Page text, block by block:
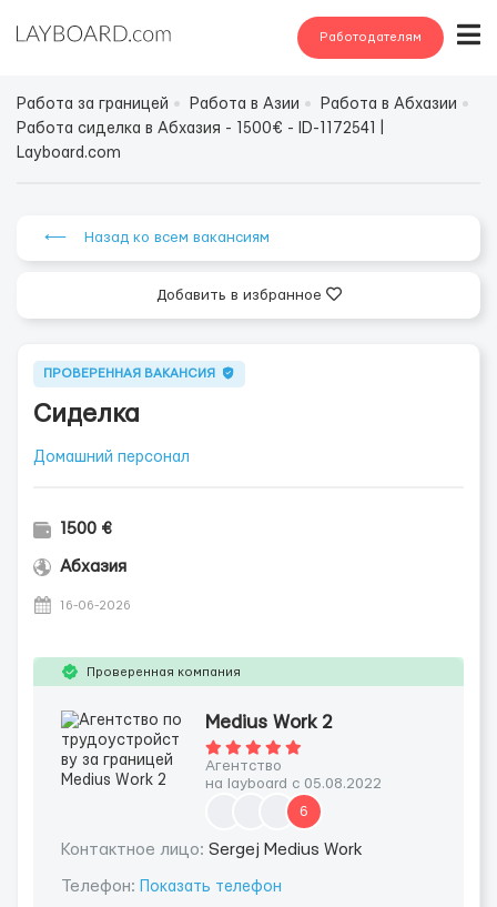
Работодателям
Работа за границей Работа в Азии
Работа в Абхазии
Работа сиделка в Абхазия - 1500€ - ID-1172541 |
Layboard.com
⟵ Назад ко всем вакансиям
Добавить в избранное
ПРОВЕРЕННАЯ ВАКАНСИЯ
Сиделка
Домашний персонал
1500 €
Абхазия
16-06-2026
Проверенная компания
Medius Work 2
Агентство
на layboard с 05.08.2022
6
Контактное лицо: Sergej Medius Work
Телефон: Показать телефон